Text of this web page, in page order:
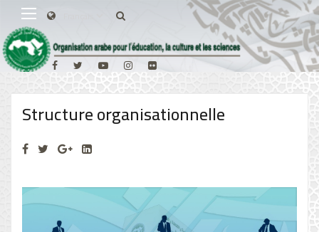
Structure organisationnelle